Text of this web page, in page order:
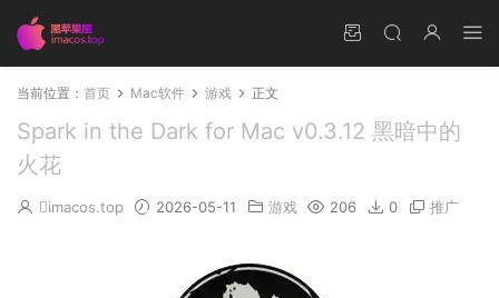
当前位置： 首页 Mac软件 游戏 正文
Spark in the Dark for Mac v0.3.12 黑暗中的
火花
imacos.top 2026-05-11 游戏 206 0 推广